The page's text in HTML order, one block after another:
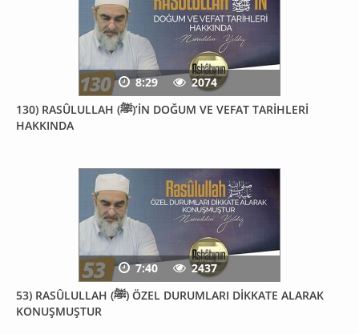
130) RASÛLULLAH (ﷺ)’İN DOĞUM VE VEFAT TARİHLERİ
HAKKINDA
8:29 2074
53) RASÛLULLAH (ﷺ) ÖZEL DURUMLARI DİKKATE ALARAK
KONUŞMUŞTUR
7:40 2437